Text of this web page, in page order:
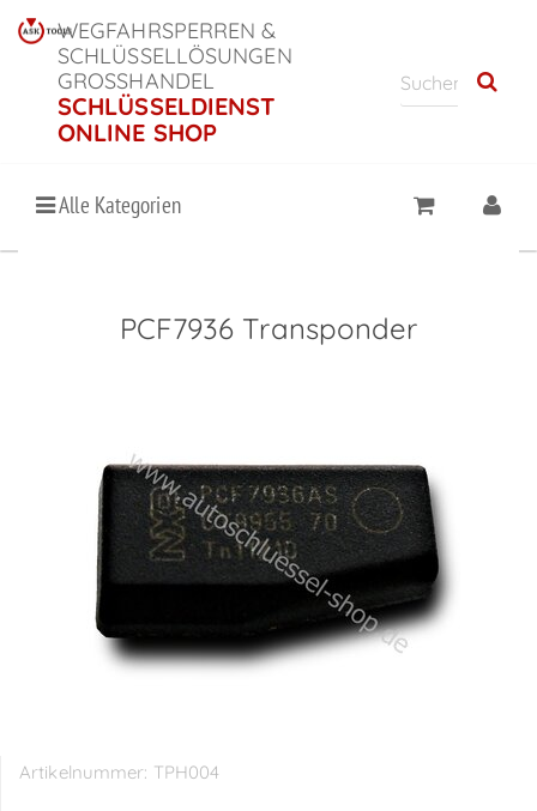
WEGFAHRSPERREN &
SCHLÜSSELLÖSUNGEN
GROSSHANDEL
SCHLÜSSELDIENST
ONLINE SHOP
Alle Kategorien
PCF7936 Transponder
Artikelnummer: TPH004